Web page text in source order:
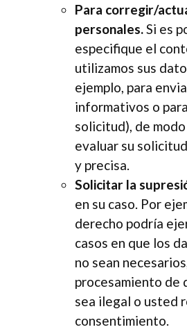
Para corregir/
personales.Si es
especifique el
utilizamos sus
ejemplo, para
informativos o
solicitud), de
evaluar su
y precisa.
Solicitar la
en su caso. Por
derecho podría
casos en que los
no sean
procesamiento de
sea ilegal o usted
consentimiento.